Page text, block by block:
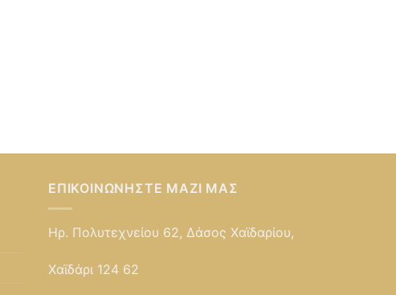
ΕΠΙΚΟΙΝΩΝΉΣΤΕ ΜΑΖΊ ΜΑΣ
Ηρ. Πολυτεχνείου 62, Δάσος Χαϊδαρίου,
Χαϊδάρι 124 62